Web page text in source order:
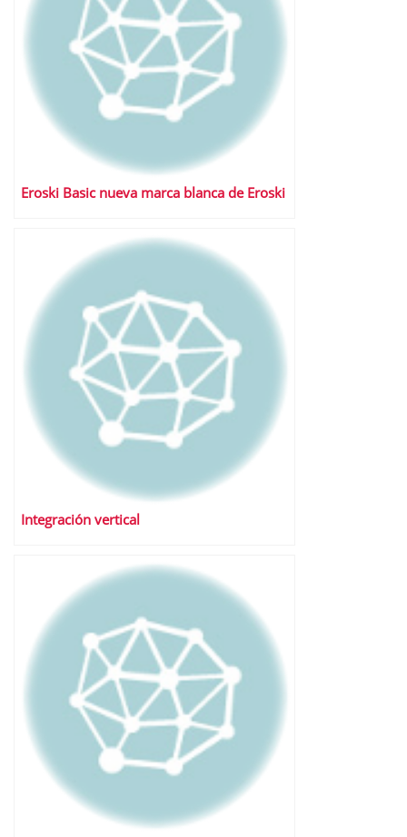
Eroski Basic nueva marca blanca de Eroski
Integración vertical